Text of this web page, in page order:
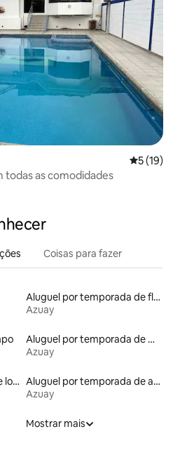
5 de uma
5 (19)
todas as comodidades
Coisas para fazer
Aluguel por temporada de flats
Azuay
Aluguel por temporada de microcasas
Azuay
Aluguel por temporada de lofts
Aluguel por temporada de apart-hotéis
Azuay
Mostrar mais